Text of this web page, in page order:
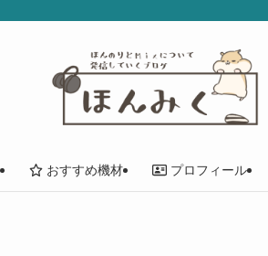
おすすめ機材 プロフィール